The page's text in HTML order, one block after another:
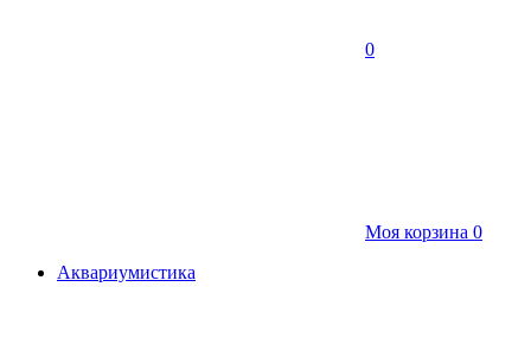
0
Моя корзина 0
Аквариумистика